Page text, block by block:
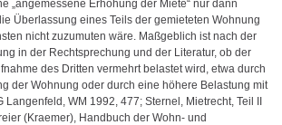
„angemessene Erhöhung der Miete“ nur dann
Überlassung eines Teils der gemieteten Wohnung
nicht zuzumuten wäre. Maßgeblich ist nach der
in der Rechtsprechung und der Literatur, ob der
des Dritten vermehrt belastet wird, etwa durch
der Wohnung oder durch eine höhere Belastung mit
Langenfeld, WM 1992, 477; Sternel, Mietrecht, Teil II
(Kraemer), Handbuch der Wohn- und